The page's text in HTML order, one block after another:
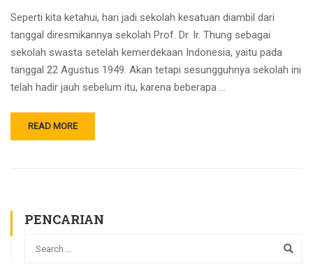
Seperti kita ketahui, hari jadi sekolah kesatuan diambil dari
tanggal diresmikannya sekolah Prof. Dr. Ir. Thung sebagai
sekolah swasta setelah kemerdekaan Indonesia, yaitu pada
tanggal 22 Agustus 1949. Akan tetapi sesungguhnya sekolah ini
telah hadir jauh sebelum itu, karena beberapa …
READ MORE
PENCARIAN